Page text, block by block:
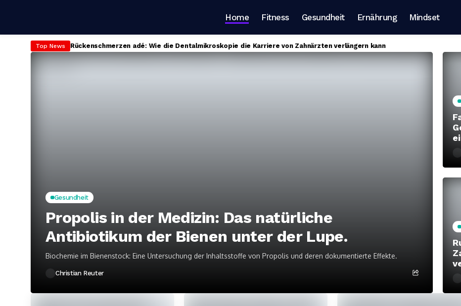
Home Fitness Gesundheit Ernährung Mindset
Top News Rückenschmerzen adé: Wie die Dentalmikroskopie die Karriere von Zahnärzten verlängern kann
Gesundheit
Propolis in der Medizin: Das natürliche
Antibiotikum der Bienen unter der Lupe.
Biochemie im Bienenstock: Eine Untersuchung der Inhaltsstoffe von Propolis und deren dokumentierte Effekte.
Christian Reuter